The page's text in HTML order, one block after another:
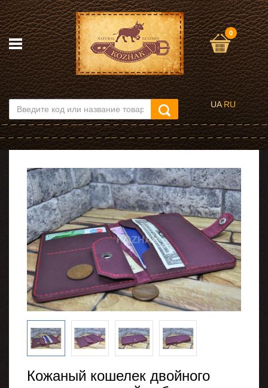
0
UA RU
Кожаный кошелек двойного